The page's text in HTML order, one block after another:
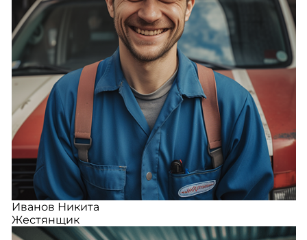
Иванов Никита
Жестянщик